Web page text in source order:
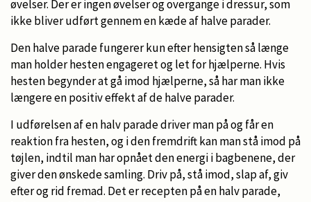
øvelser. Der er ingen øvelser og overgange i dressur, som
ikke bliver udført gennem en kæde af halve parader.
Den halve parade fungerer kun efter hensigten så længe
man holder hesten engageret og let for hjælperne. Hvis
hesten begynder at gå imod hjælperne, så har man ikke
længere en positiv effekt af de halve parader.
I udførelsen af en halv parade driver man på og får en
reaktion fra hesten, og i den fremdrift kan man stå imod på
tøjlen, indtil man har opnået den energi i bagbenene, der
giver den ønskede samling. Driv på, stå imod, slap af, giv
efter og rid fremad. Det er recepten på en halv parade,